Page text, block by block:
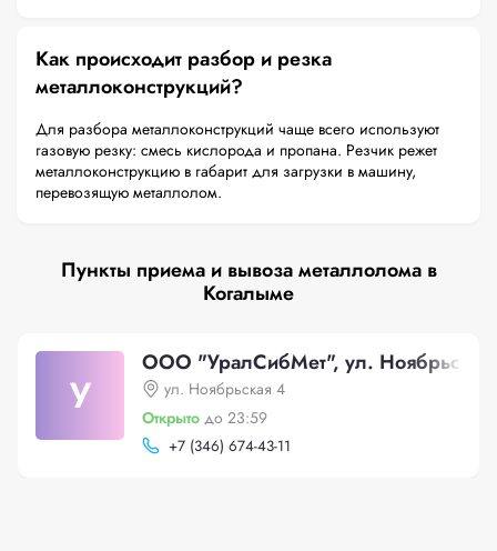
Как происходит разбор и резка
металлоконструкций?
Для разбора металлоконструкций чаще всего используют
газовую резку: смесь кислорода и пропана. Резчик режет
металлоконструкцию в габарит для загрузки в машину,
перевозящую металлолом.
Пункты приема и вывоза металлолома в
Когалыме
У
ООО "УралСибМет", ул.
ул. Ноябрьская 4
Открыто до 23:59
+7 (346) 674-43-11